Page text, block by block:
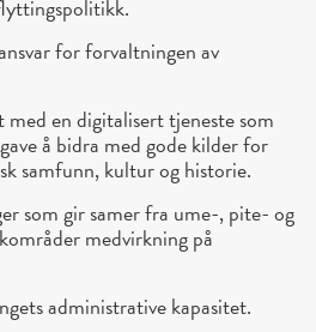
for forvaltningen av
en digitalisert tjeneste som
å bidra med gode kilder for
samfunn, kultur og historie.
som gir samer fra ume-, pite- og
medvirkning på
administrative kapasitet.